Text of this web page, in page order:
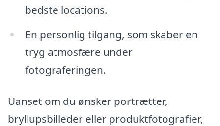
bedste locations.
En personlig tilgang, som skaber en
tryg atmosfære under
fotograferingen.
Uanset om du ønsker portrætter,
bryllupsbilleder eller produktfotografier,